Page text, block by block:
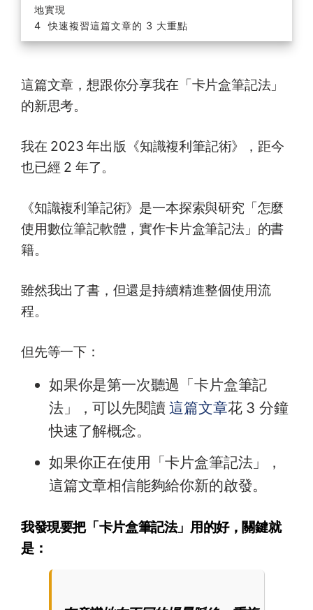
地實現
快速複習這篇文章的 3 大重點
這篇文章，想跟你分享我在「卡片盒筆記法」
的新思考。
我在 2023 年出版《知識複利筆記術》，距今
也已經 2 年了。
《知識複利筆記術》是一本探索與研究「怎麼
使用數位筆記軟體，實作卡片盒筆記法」的書
籍。
雖然我出了書，但還是持續精進整個使用流
程。
但先等一下：
如果你是第一次聽過「卡片盒筆記
法」，可以先閱讀這篇文章花 3 分鐘
快速了解概念。
如果你正在使用「卡片盒筆記法」，
這篇文章相信能夠給你新的啟發。
我發現要把「卡片盒筆記法」用的好，關鍵就
是：